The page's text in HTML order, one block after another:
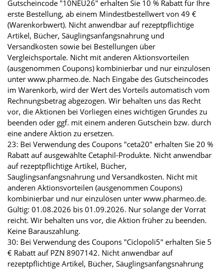
Gutscheincode "10NEU26" erhalten Sie 10 % Rabatt für Ihre
erste Bestellung, ab einem Mindestbestellwert von 49 €
(Warenkorbwert). Nicht anwendbar auf rezeptpflichtige
Artikel, Bücher, Säuglingsanfangsnahrung und
Versandkosten sowie bei Bestellungen über
Vergleichsportale. Nicht mit anderen Aktionsvorteilen
(ausgenommen Coupons) kombinierbar und nur einzulösen
unter www.pharmeo.de. Nach Eingabe des Gutscheincodes
im Warenkorb, wird der Wert des Vorteils automatisch vom
Rechnungsbetrag abgezogen. Wir behalten uns das Recht
vor, die Aktionen bei Vorliegen eines wichtigen Grundes zu
beenden oder ggf. mit einem anderen Gutschein bzw. durch
eine andere Aktion zu ersetzen.
23: Bei Verwendung des Coupons "ceta20" erhalten Sie 20 %
Rabatt auf ausgewählte Cetaphil-Produkte. Nicht anwendbar
auf rezeptpflichtige Artikel, Bücher,
Säuglingsanfangsnahrung und Versandkosten. Nicht mit
anderen Aktionsvorteilen (ausgenommen Coupons)
kombinierbar und nur einzulösen unter www.pharmeo.de.
Gültig: 01.08.2026 bis 01.09.2026. Nur solange der Vorrat
reicht. Wir behalten uns vor, die Aktion früher zu beenden.
Keine Barauszahlung.
30: Bei Verwendung des Coupons "Ciclopoli5" erhalten Sie 5
€ Rabatt auf PZN 8907142. Nicht anwendbar auf
rezeptpflichtige Artikel, Bücher, Säuglingsanfangsnahrung